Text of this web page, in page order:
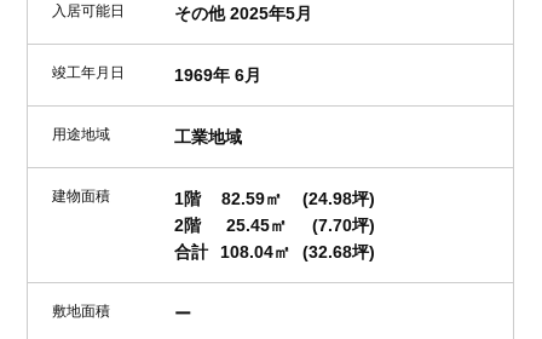
入居可能日 その他 2025年5月
竣工年月日 1969年 6月
用途地域 工業地域
建物面積 1階 82.59㎡
(24.98坪)
2階
25.45㎡
(7.70坪)
合計
108.04㎡ (32.68坪)
敷地面積 ー